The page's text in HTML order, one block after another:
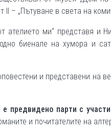
II – „Пътуване в света на
ателието ми“ представя и
биенале на хумора и
и представени на
предвидено парти с
и почитателите на